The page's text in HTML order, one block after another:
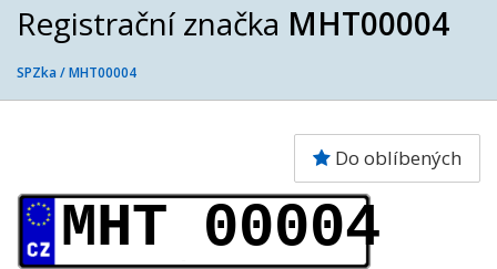
Registrační značka MHT00004
SPZka /MHT00004
Do oblíbených
MHT 00004